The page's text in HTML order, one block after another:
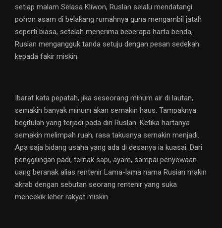
setiap malam Selasa Kliwon, Ruslan selalu mendatangi
pohon asam di belakang rumahnya guna mengambil jatah
seperti biasa, setelah menerima beberapa harta benda,
Ruslan mengangguk tanda setuju dengan pesan sedekah
kepada fakir miskin.
Ibarat kata pepatah, jika seseorang minum air di lautan,
semakin banyak minum akan semakin haus. Tampaknya
begitulah yang terjadi pada diri Ruslan. Ketika hartanya
semakin melimpah ruah, rasa takusnya sernakin menjadi.
Apa saja bidang usaha yang ada di desanya ia kuasai. Dari
penggilingan padi, ternak sapi, ayam, sampai penyewaan
uang beranak alias rentenir Lama-lama nama Rusian makin
akrab dengan sebutan seorang rentenir yang suka
mencekik leher rakyat miskin.